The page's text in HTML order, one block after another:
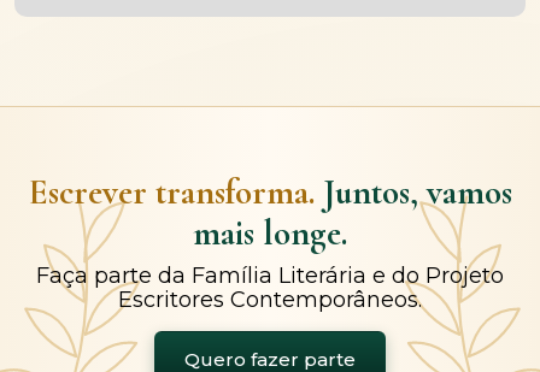
Escrever transforma. Juntos, vamos
mais longe.
Faça parte da Família Literária e do Projeto
Escritores Contemporâneos.
Quero fazer parte